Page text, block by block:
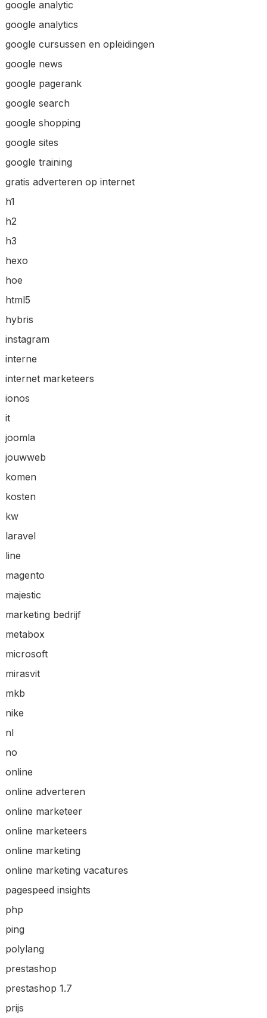
google analytic
google analytics
google cursussen en opleidingen
google news
google pagerank
google search
google shopping
google sites
google training
gratis adverteren op internet
h1
h2
h3
hexo
hoe
html5
hybris
instagram
interne
internet marketeers
ionos
it
joomla
jouwweb
komen
kosten
kw
laravel
line
magento
majestic
marketing bedrijf
metabox
microsoft
mirasvit
mkb
nike
nl
no
online
online adverteren
online marketeer
online marketeers
online marketing
online marketing vacatures
pagespeed insights
php
ping
polylang
prestashop
prestashop 1.7
prijs